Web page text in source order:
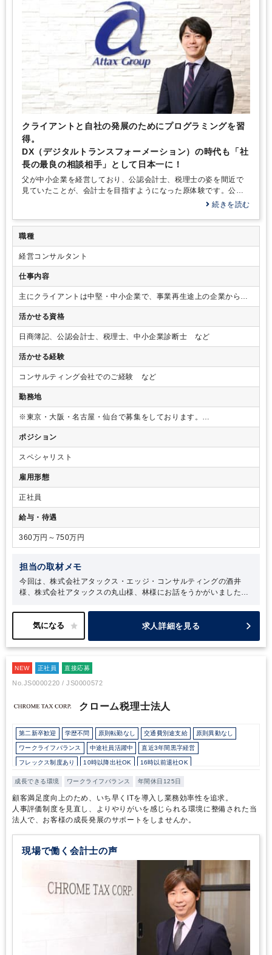
クライアントと自社の発展のためにプログラミングを習
得。
DX（デジタルトランスフォーメーション）の時代も「社
長の最良の相談相手」として日本一に！
父が中小企業を経営しており、公認会計士、税理士の姿を間近で
見ていたことが、会計士を目指すようになった原体験です。公認
会計士試験合格後は、「会計士として中堅・中小企業を支えた
サービス部で働きたい」という念願が叶い配属された後は、監査6
割、IPOを含めたコンサル…
続きを読む
職種
経営コンサルタント
仕事内容
主にクライアントは中堅・中小企業で、事業再生途上の企業から成
長企業まで幅広く、業界も様々です。
活かせる資格
日商簿記、公認会計士、税理士、中小企業診断士 など
活かせる経験
コンサルティング会社でのご経験 など
勤務地
※東京・大阪・名古屋・仙台で募集をしております。
求人にお問い合わせしていただいた後、採用担当者より連絡いたし
ますのでその際に希望勤務地をお伝えください。
ポジション
スペシャリスト
雇用形態
正社員
給与・待遇
360万円～750万円
担当の取材メモ
今回は、株式会社アタックス・エッジ・コンサルティングの酒井
様、株式会社アタックスの丸山様、林様にお話をうかがいました。
である「中小・中堅企業の力になりたい、より近い距離で支援をし
たい」という熱い想いです。まさにビジョンである “中堅・中小企
り組まれているのだと感じました。また、酒井様のお話の中で、
アタックスにとっても、クライアントである中小・中堅企業にとっ
ても、プラスになる」とありました。未だ書面でのやり取りが主流
ませんが、「強くて愛される会社」になるべく、アタックスの社員
の方々の挑戦は続くのだろうと感じました。『現状維持は衰退であ
から課題を見つけ、その解決のために「行動したい」という想いを
お持ちの方には、フィットする環境なのではと感じました。
求人詳細を見る
NEW 正社員 直接応募
No.JS0000220 / JS0000572
クローム税理士法人
第二新卒歓迎 学歴不問 原則転勤なし 交通費別途支給 原則異動なし
ワークライフバランス 中途社員活躍中 直近3年間黒字経営
フレックス制度あり 10時以降出社OK 16時以前退社OK
所定労働時間8時間未満 駅から徒歩5分以内 オフィスカジュアルOK
完全週休2日制 年間休日120日以上 英語力を活かす
顧客開拓にノウハウあり 外資系に強み
ダブルライセンス(公認会計士＋税理士等）
成長できる環境 ワークライフバランス 年間休日125日
顧客満足度向上のため、いち早くITを導入し業務効率性を追求。
人事評価制度を見直し、よりやりがいを感じられる環境に整備された当
法人で、お客様の成長発展のサポートをしませんか。
現場で働く会計士の声